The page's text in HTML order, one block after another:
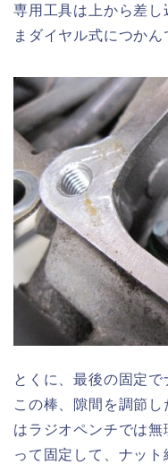
専用工具は上から差し
まダイヤル式につかん
とくに、最後の固定
この棒、隙間を調節
はラジオペンチでは
って固定して、ナッ